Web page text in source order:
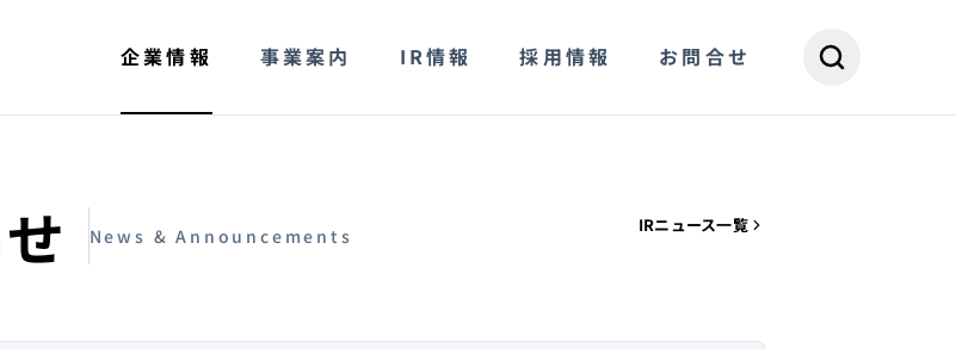
企業情報 事業案内 IR情報 採用情報 お問合せ
News & Announcements IRニュース一覧